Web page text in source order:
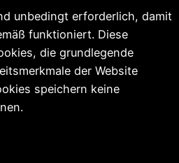
unbedingt erforderlich, damit
funktioniert. Diese
die grundlegende
der Website
speichern keine